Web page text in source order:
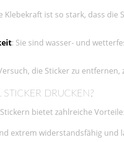
Klebekraft ist so stark, dass die
: Sie sind wasser- und
die Sticker zu
DRUCKEN?
bietet zahlreiche Vorteile:
extrem widerstandsfähig und